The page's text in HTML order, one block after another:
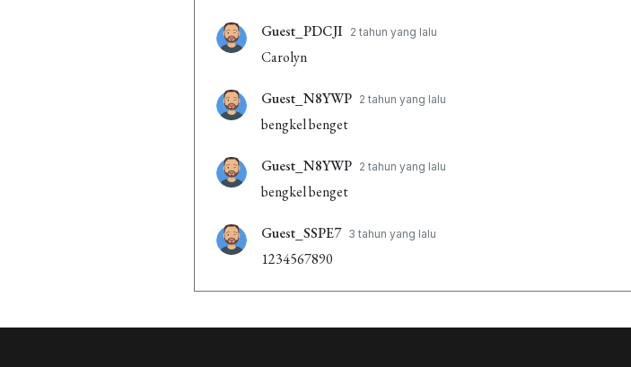
Guest_PDCJI 2 tahun yang lalu
Carolyn
Guest_N8YWP 2 tahun yang lalu
bengkel benget
Guest_N8YWP 2 tahun yang lalu
bengkel benget
Guest_SSPE7 3 tahun yang lalu
1234567890
bagus banget truk mixue